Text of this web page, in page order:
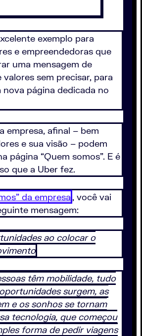
exemplo para
e empreendedoras que
uma mensagem de
valores sem precisar, para
nova página dedicada no
empresa, afinal – bem
e sua visão – podem
página “Quem somos”. E é
que a Uber fez.
da empresa , você vai
mensagem:
ao colocar o
têm mobilidade, tudo
surgem, as
e os sonhos se tornam
tecnologia, que começou
forma de pedir viagens